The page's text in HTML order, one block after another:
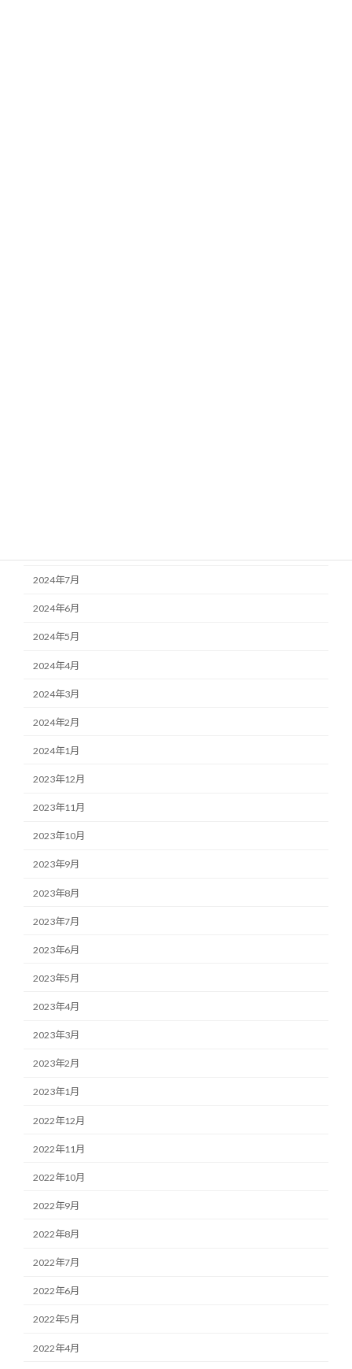
2024年7月
2024年6月
2024年5月
2024年4月
2024年3月
2024年2月
2024年1月
2023年12月
2023年11月
2023年10月
2023年9月
2023年8月
2023年7月
2023年6月
2023年5月
2023年4月
2023年3月
2023年2月
2023年1月
2022年12月
2022年11月
2022年10月
2022年9月
2022年8月
2022年7月
2022年6月
2022年5月
2022年4月